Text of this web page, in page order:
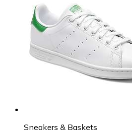
Sneakers & Baskets